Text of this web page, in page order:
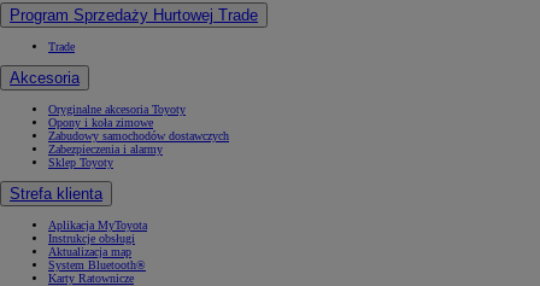
Program Sprzedaży Hurtowej Trade
Trade
Akcesoria
Oryginalne akcesoria Toyoty
Opony i koła zimowe
Zabudowy samochodów dostawczych
Zabezpieczenia i alarmy
Sklep Toyoty
Strefa klienta
Aplikacja MyToyota
Instrukcje obsługi
Aktualizacja map
System Bluetooth®
Karty Ratownicze